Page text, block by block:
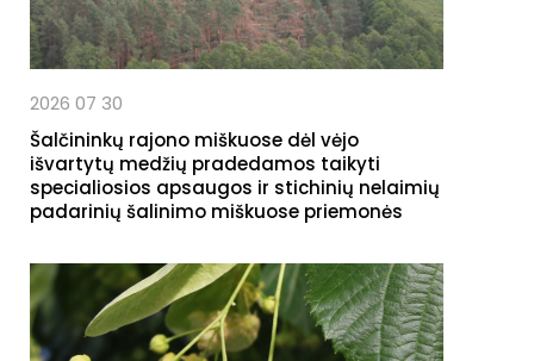
2026 07 30
Šalčininkų rajono miškuose dėl vėjo
išvartytų medžių pradedamos taikyti
specialiosios apsaugos ir stichinių nelaimių
padarinių šalinimo miškuose priemonės